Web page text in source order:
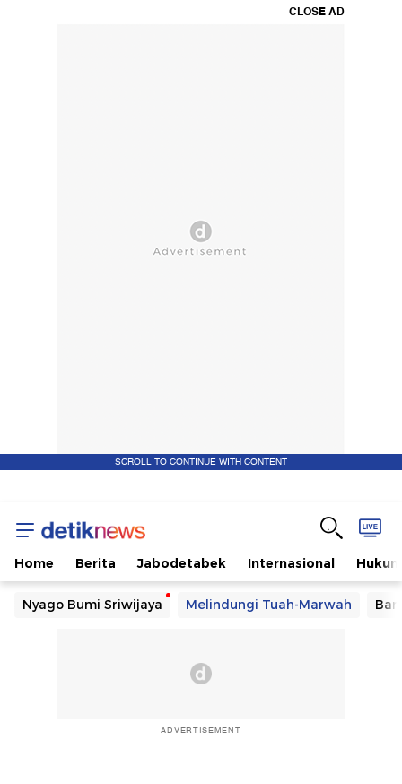
CLOSE AD
SCROLL TO CONTINUE WITH CONTENT
Home Berita Jabodetabek Internasional Hukum
Nyago Bumi Sriwijaya Melindungi Tuah-Marwah
ADVERTISEMENT